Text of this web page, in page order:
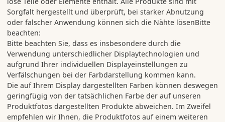
Sorgfalt hergestellt und überprüft, bei starker Abnutzung
oder falscher Anwendung können sich die Nähte lösenBitte
beachten:
Bitte beachten Sie, dass es insbesondere durch die
Verwendung unterschiedlicher Displaytechnologien und
aufgrund Ihrer individuellen Displayeinstellungen zu
Verfälschungen bei der Farbdarstellung kommen kann.
Die auf Ihrem Display dargestellten Farben können deswegen
geringfügig von der tatsächlichen Farbe der auf unseren
Produktfotos dargestellten Produkte abweichen. Im Zweifel
empfehlen wir Ihnen, die Produktfotos auf einem weiteren